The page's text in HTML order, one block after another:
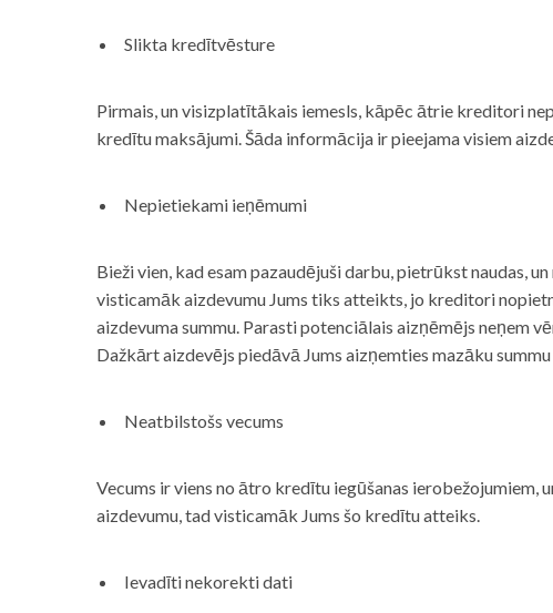
Slikta kredītvēsture
Pirmais, un visizplatītākais iemesls, kāpēc ātrie kreditori
kredītu maksājumi. Šāda informācija ir pieejama visiem
Nepietiekami ieņēmumi
Bieži vien, kad esam pazaudējuši darbu, pietrūkst naudas,
visticamāk aizdevumu Jums tiks atteikts, jo kreditori
aizdevuma summu. Parasti potenciālais aizņēmējs neņem
Dažkārt aizdevējs piedāvā Jums aizņemties mazāku
Neatbilstošs vecums
Vecums ir viens no ātro kredītu iegūšanas ierobežojumiem,
aizdevumu, tad visticamāk Jums šo kredītu atteiks.
Ievadīti nekorekti dati